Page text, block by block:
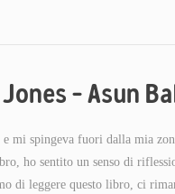
– Asun
mi spingeva fuori dalla mia
ho sentito un senso di
di leggere questo libro, ci